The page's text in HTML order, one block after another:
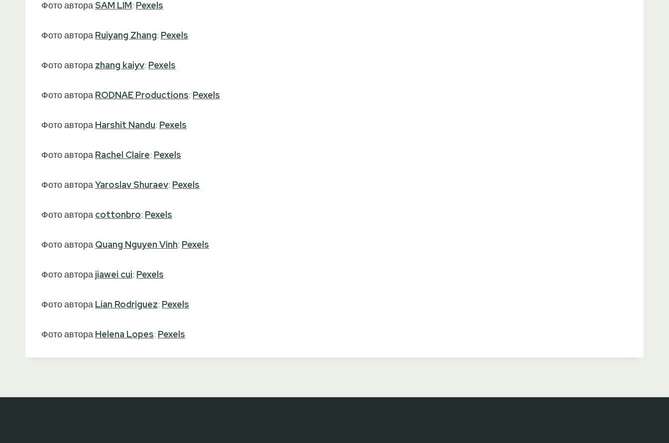
Фото автораSAM LIM: Pexels
Фото автора Ruiyang Zhang: Pexels
Фото автора zhang kaiyv: Pexels
Фото автора RODNAE Productions: Pexels
Фото автора Harshit Nandu: Pexels
Фото автора Rachel Claire: Pexels
Фото автораYaroslav Shuraev: Pexels
Фото автора cottonbro: Pexels
Фото автора Quang Nguyen Vinh: Pexels
Фото автора jiawei cui: Pexels
Фото автора Lian Rodriguez: Pexels
Фото автора Helena Lopes: Pexels